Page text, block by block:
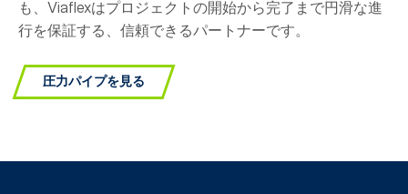
も、Viaflexはプロジェクトの開始から完了まで円滑な進
行を保証する、信頼できるパートナーです。
圧力パイプを見る